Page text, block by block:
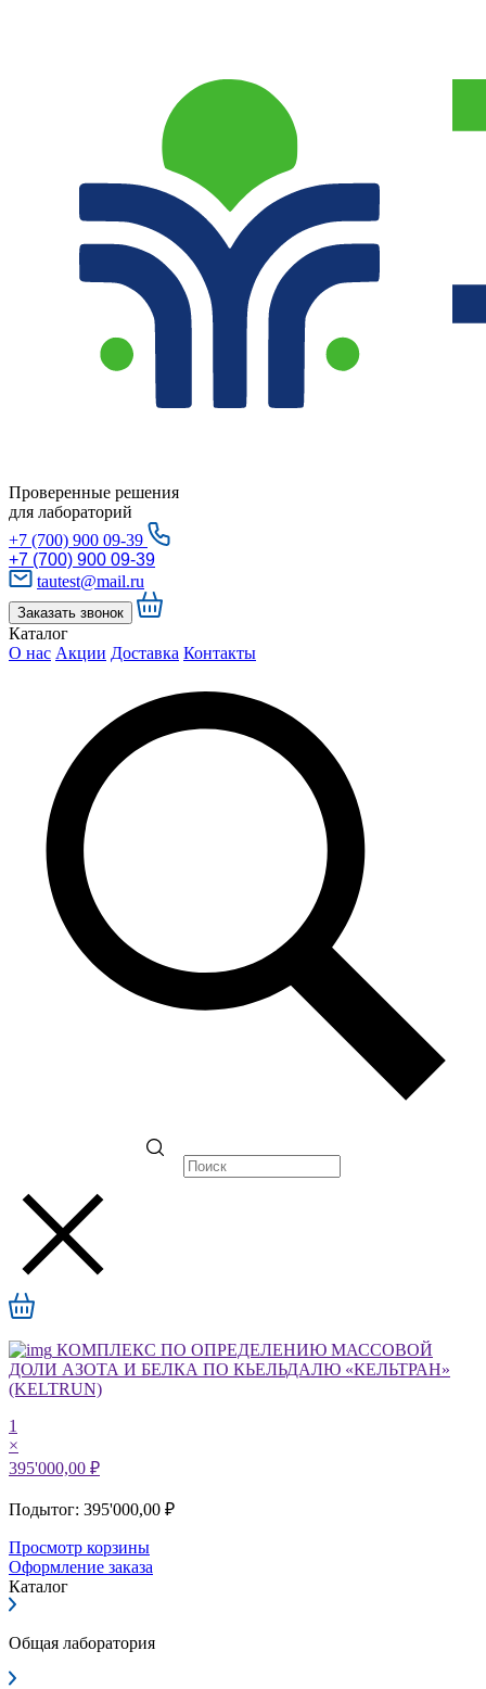
Проверенные решения
для лабораторий
+7 (700) 900 09-39
+7 (700) 900 09-39
tautest@mail.ru
Заказать звонок
Каталог
О нас Акции Доставка Контакты
КОМПЛЕКС ПО ОПРЕДЕЛЕНИЮ МАССОВОЙ
ДОЛИ АЗОТА И БЕЛКА ПО КЬЕЛЬДАЛЮ «КЕЛЬТРАН»
(KELTRUN)
1
×
395'000,00 ₽
Подытог: 395'000,00 ₽
Просмотр корзины
Оформление заказа
Каталог
Общая лаборатория